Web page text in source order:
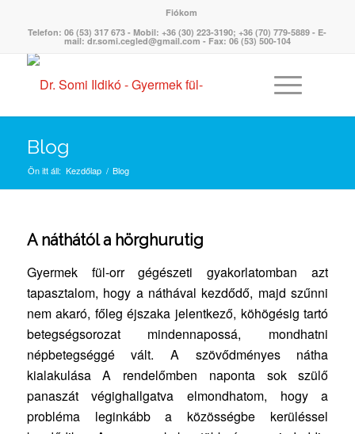
Fiókom
Telefon: 06 (53) 317 673 - Mobil: +36 (30) 223-3190; +36 (70) 779-5889 - E-
mail: dr.somi.cegled@gmail.com - Fax: 06 (53) 500-104
Blog
Ön itt áll: Kezdőlap / Blog
A náthától a hörghurutig
Gyermek fül-orr gégészeti gyakorlatomban azt
tapasztalom, hogy a náthával kezdődő, majd szűnni
nem akaró, főleg éjszaka jelentkező, köhögésig tartó
betegségsorozat mindennapossá, mondhatni
népbetegséggé vált. A szövődményes nátha
kialakulása A rendelőmben naponta sok szülő
panaszát végighallgatva elmondhatom, hogy a
probléma leginkább a közösségbe kerüléssel